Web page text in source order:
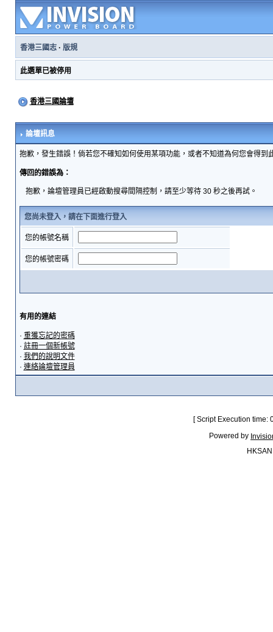
香港三國志· 版規
此選單已被停用
香港三國論壇
論壇訊息
抱歉，發生錯誤！倘若您不確知如何使用某項功能，或者不知道為何您會得
傳回的錯誤為：
抱歉，論壇管理員已經啟動搜尋間隔控制，請至少等待 30 秒之後再試。
您尚未登入，請在下面進行登入
您的帳號名稱
您的帳號密碼
有用的連結
· 重獲忘記的密碼
· 註冊一個新帳號
· 我們的說明文件
· 連絡論壇管理員
[ Script Execution
Powered by